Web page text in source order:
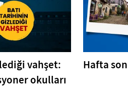
vahşet:
okulları
Hafta